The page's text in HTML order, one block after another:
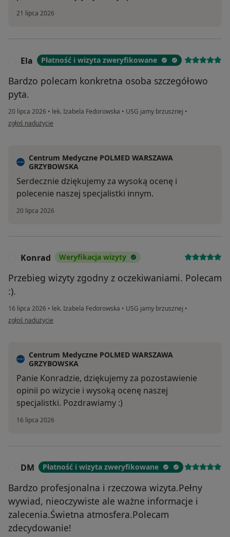
21 lipca 2026
Ela Płatność i wizyta zweryfikowane
Bardzo polecam konkretna osoba szczegółowo
pyta.
20 lipca 2026 • lek. Izabela Fedorowska • USG jamy brzusznej •
w opinii użytkownika Ela
zgłoś nadużycie
Centrum Medyczne POLMED WARSZAWA
GRZYBOWSKA
Serdecznie dziękujemy za wysoką ocenę i
polecenie naszej specjalistki innym.
20 lipca 2026
Konrad Weryfikacja wizyty
Przebieg wizyty zgodny z oczekiwaniami. Polecam
:).
16 lipca 2026 • lek. Izabela Fedorowska • USG jamy brzusznej •
w opinii użytkownika Konrad
zgłoś nadużycie
Centrum Medyczne POLMED WARSZAWA
GRZYBOWSKA
Panie Konradzie, dziękujemy za pozostawienie
opinii po wizycie i wysoką ocenę naszej
specjalistki. Pozdrawiamy :)
16 lipca 2026
DM Płatność i wizyta zweryfikowane
Bardzo profesjonalna i rzeczowa wizyta.Pełny
wywiad, nieoczywiste ale ważne informacje i
zalecenia.Świetna atmosfera.Polecam
zdecydowanie!